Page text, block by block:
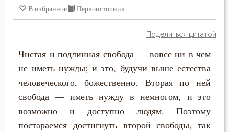
В избранное Первоисточник
Поделиться цитатой
Чистая и подлинная свобода — вовсе ни в чем
не иметь нужды; и это, будучи выше естества
человеческого, божественно. Вторая по ней
свобода — иметь нужду в немногом, и это
возможно и доступно людям. Поэтому
постараемся достигнуть второй свободы, так